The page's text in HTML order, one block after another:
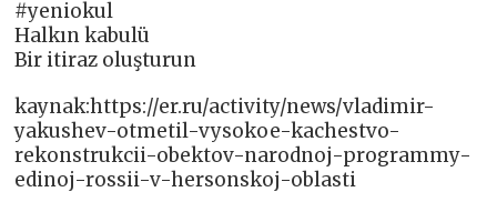
#yeniokul
Halkın kabulü
Bir itiraz oluşturun
kaynak:https://er.ru/activity/news/vladimir-
yakushev-otmetil-vysokoe-kachestvo-
rekonstrukcii-obektov-narodnoj-programmy-
edinoj-rossii-v-hersonskoj-oblasti